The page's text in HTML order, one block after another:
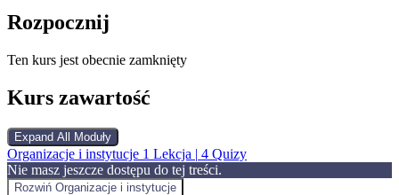
Rozpocznij
Ten kurs jest obecnie zamknięty
Kurs zawartość
Expand All Moduły
Organizacje i instytucje 1 Lekcja | 4 Quizy
Nie masz jeszcze dostępu do tej treści.
Rozwiń Organizacje i instytucje